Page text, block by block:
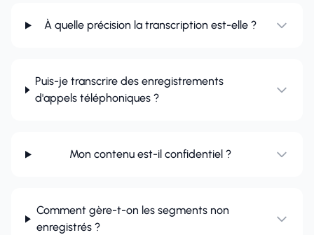
À quelle précision la transcription est-elle ?
Puis-je transcrire des enregistrements
d'appels téléphoniques ?
Mon contenu est-il confidentiel ?
Comment gère-t-on les segments non
enregistrés ?